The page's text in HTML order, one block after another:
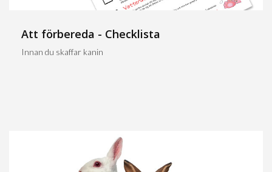
Att förbereda - Checklista
Innan du skaffar kanin